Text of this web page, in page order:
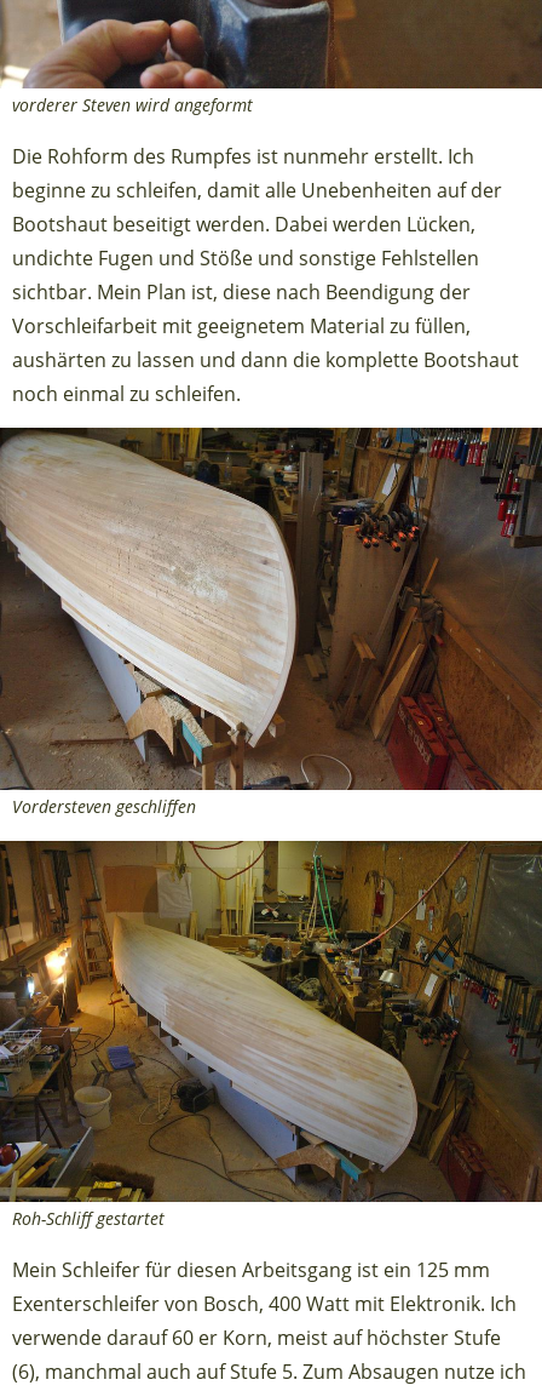
vorderer Steven wird angeformt
Die Rohform des Rumpfes ist nunmehr erstellt. Ich
beginne zu schleifen, damit alle Unebenheiten auf der
Bootshaut beseitigt werden. Dabei werden Lücken,
undichte Fugen und Stöße und sonstige Fehlstellen
sichtbar. Mein Plan ist, diese nach Beendigung der
Vorschleifarbeit mit geeignetem Material zu füllen,
aushärten zu lassen und dann die komplette Bootshaut
noch einmal zu schleifen.
Vordersteven geschliffen
Roh-Schliff gestartet
Mein Schleifer für diesen Arbeitsgang ist ein 125 mm
Exenterschleifer von Bosch, 400 Watt mit Elektronik. Ich
verwende darauf 60 er Korn, meist auf höchster Stufe
(6), manchmal auch auf Stufe 5. Zum Absaugen nutze ich